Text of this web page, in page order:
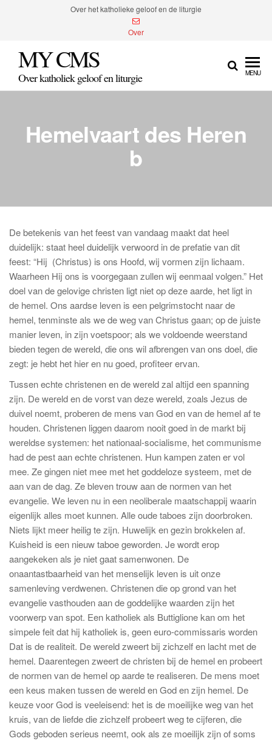
inhoud
Over het katholieke geloof en de liturgie
Over
MY CMS
Over katholiek geloof en liturgie MENU
Hemelvaart des Heren
b
De betekenis van het feest van vandaag maakt dat heel
duidelijk: staat heel duidelijk verwoord in de prefatie van dit
feest: “Hij (Christus) is ons Hoofd, wij vormen zijn lichaam.
Waarheen Hij ons is voorgegaan zullen wij eenmaal volgen.” Het
doel van de gelovige christen ligt niet op deze aarde, het ligt in
de hemel. Ons aardse leven is een pelgrimstocht naar de
hemel, tenminste als we de weg van Christus gaan; op de juiste
manier leven, in zijn voetspoor; als we voldoende weerstand
bieden tegen de wereld, die ons wil afbrengen van ons doel, die
zegt: je hebt het hier en nu goed, profiteer ervan.
Tussen echte christenen en de wereld zal altijd een spanning
zijn. De wereld en de vorst van deze wereld, zoals Jezus de
duivel noemt, proberen de mens van God en van de hemel af te
houden. Christenen liggen daarom nooit goed in de markt bij
wereldse systemen: het nationaal-socialisme, het communisme
had de pest aan echte christenen. Hun kampen zaten er vol
mee. Ze gingen niet mee met het goddeloze systeem, met de
aan van de dag. Ze bleven trouw aan de normen van het
evangelie. We leven nu in een neoliberale maatschappij waarin
eigenlijk alles moet kunnen. Alle oude taboes zijn doorbroken.
Niets lijkt meer heilig te zijn. Huwelijk en gezin brokkelen af.
Kuisheid is een nieuw taboe geworden. Je wordt erop
aangekeken als je niet gaat samenwonen. De
onaantastbaarheid van het menselijk leven is uit onze
samenleving verdwenen. Christenen die op grond van het
evangelie vasthouden aan de goddelijke waarden zijn het
voorwerp van spot. Een katholiek als Buttiglione kan om het
simpele feit dat hij katholiek is, geen euro-commissaris worden
Dat is de realiteit. De wereld zweert bij zichzelf en lacht met de
hemel. Daarentegen zweert de christen bij de hemel en probeert
de normen van de hemel op aarde te realiseren. De mens moet
een keus maken tussen de wereld en God en zijn hemel. De
keuze voor God is veeleisend: het is de moeilijke weg van het
kruis, van de liefde die zichzelf probeert weg te cijferen, die
Gods geboden serieus neemt, ook als ze moeilijk zijn of soms